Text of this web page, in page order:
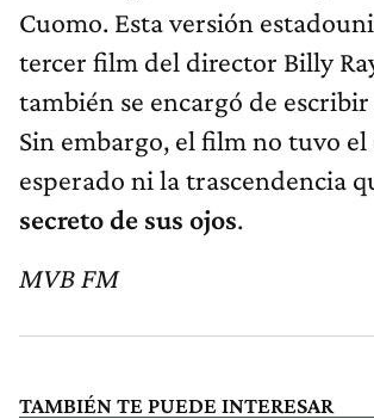
Cuomo. Esta versión
tercer film del director Billy
también se encargó de
Sin embargo, el film no tuvo el
esperado ni la trascendencia
secreto de sus ojos.
MVB FM
TAMBIÉN TE PUEDE INTERESAR